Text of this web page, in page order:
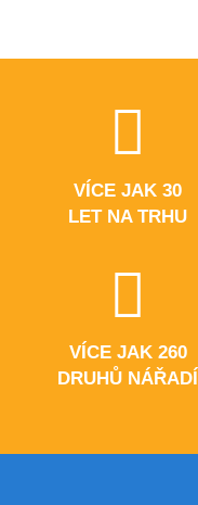
VÍCE JAK 30
LET NA TRHU
VÍCE JAK 260
DRUHŮ NÁŘADÍ